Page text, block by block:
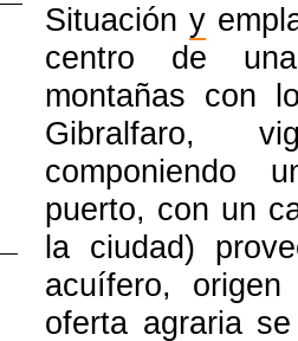
Situación y
centro de
montañas con
Gibralfaro,
componiendo
puerto, con un
la ciudad)
acuífero,
oferta agraria